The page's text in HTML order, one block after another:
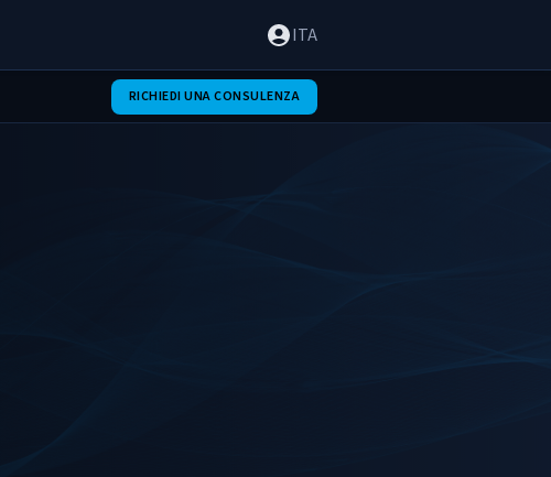
ITA
RICHIEDI UNA CONSULENZA